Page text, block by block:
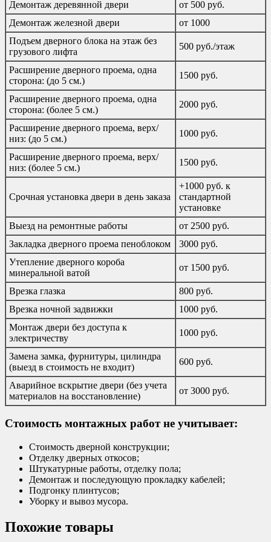
Демонтаж деревянной двери
от 500 руб.
Демонтаж железной двери
от 1000
Подъем дверного блока на этаж без
грузового лифта
500 руб./этаж
Расширение дверного проема, одна
сторона: (до 5 см.)
1500 руб.
Расширение дверного проема, одна
сторона: (более 5 см.)
2000 руб.
Расширение дверного проема, верх/
низ: (до 5 см.)
1000 руб.
Расширение дверного проема, верх/
низ: (более 5 см.)
1500 руб.
Срочная установка двери в день заказа
+1000 руб. к
стандартной
установке
Выезд на ремонтные работы
от 2500 руб.
Закладка дверного проема пеноблоком
3000 руб.
Утепление дверного короба
минеральной ватой
от 1500 руб.
Врезка глазка
800 руб.
Врезка ночной задвижки
1000 руб.
Монтаж двери без доступа к
электричеству
1000 руб.
Замена замка, фурнитуры, цилиндра
(выезд в стоимость не входит)
600 руб.
Аварийное вскрытие двери (без учета
материалов на восстановление)
от 3000 руб.
Стоимость монтажных работ не учитывает:
Стоимость дверной конструкции;
Отделку дверных откосов;
Штукатурные работы, отделку пола;
Демонтаж и последующую прокладку кабелей;
Подгонку плинтусов;
Уборку и вывоз мусора.
Похожие товары